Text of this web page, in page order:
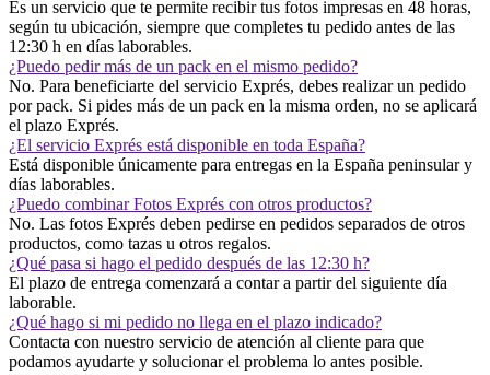
Es un servicio que te permite recibir tus fotos impresas en 48 horas,
según tu ubicación, siempre que completes tu pedido antes de las
12:30 h en días laborables.
¿Puedo pedir más de un pack en el mismo pedido?
No. Para beneficiarte del servicio Exprés, debes realizar un pedido
por pack. Si pides más de un pack en la misma orden, no se aplicará
el plazo Exprés.
¿El servicio Exprés está disponible en toda España?
Está disponible únicamente para entregas en la España peninsular y
días laborables.
¿Puedo combinar Fotos Exprés con otros productos?
No. Las fotos Exprés deben pedirse en pedidos separados de otros
productos, como tazas u otros regalos.
¿Qué pasa si hago el pedido después de las 12:30 h?
El plazo de entrega comenzará a contar a partir del siguiente día
laborable.
¿Qué hago si mi pedido no llega en el plazo indicado?
Contacta con nuestro servicio de atención al cliente para que
podamos ayudarte y solucionar el problema lo antes posible.